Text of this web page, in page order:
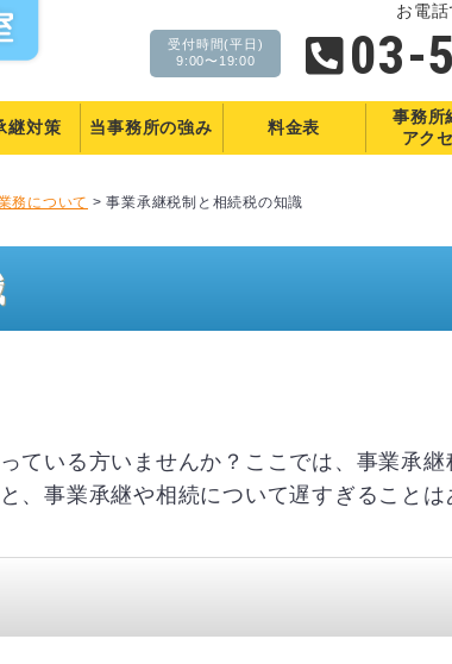
受付時間(平日)
9:00〜19:00
お電
03-
継対策 当事務所の強み 料金表
事務所
アク
務について >事業承継税制と相続税の知識
ている方いませんか？ここでは、事業承
、事業承継や相続について遅すぎること